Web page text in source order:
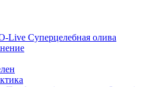
Суперцелебная олива